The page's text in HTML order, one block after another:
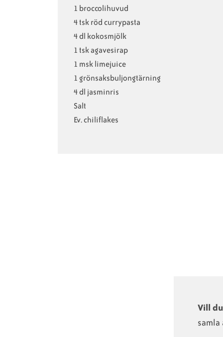
1 broccolihuvud
4 tsk röd currypasta
4 dl kokosmjölk
1 tsk agavesirap
1 msk limejuice
1 grönsaksbuljongtärning
4 dl jasminris
Salt
Ev. chiliflakes
Vill
samla